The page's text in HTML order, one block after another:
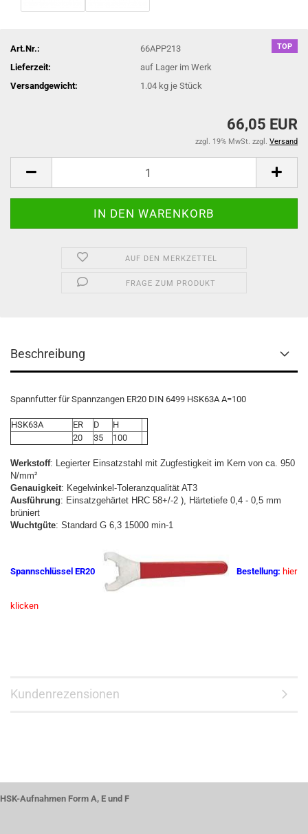
TOP
Art.Nr.:
66APP213
Lieferzeit:
auf Lager im Werk
Versandgewicht:
1.04 kg je Stück
66,05 EUR
zzgl. 19% MwSt. zzgl. Versand
AUF DEN MERKZETTEL
FRAGE ZUM PRODUKT
Beschreibung
Spannfutter für Spannzangen ER20 DIN 6499 HSK63A A=100
HSK63A ER D
H
20
35 100
Werkstoff: Legierter Einsatzstahl mit Zugfestigkeit im Kern von ca. 950
N/mm²
Genauigkeit: Kegelwinkel-Toleranzqualität AT3
Ausführung: Einsatzgehärtet HRC 58+/-2 ), Härtetiefe 0,4 - 0,5 mm
brüniert
Wuchtgüte: Standard G 6,3 15000 min-1
Spannschlüssel ER20 Bestellung: hier
klicken
Kundenrezensionen
HSK-Aufnahmen Form A, E und F